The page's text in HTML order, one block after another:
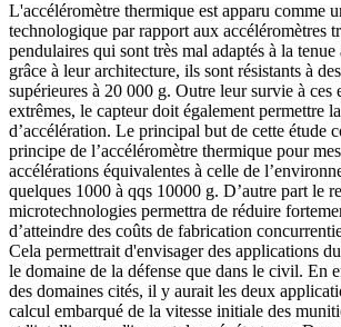
L'accéléromètre thermique est apparu comme
technologique par rapport aux accéléromètres
pendulaires qui sont très mal adaptés à la
grâce à leur architecture, ils sont résistants à
supérieures à 20 000 g. Outre leur survie à ces
extrêmes, le capteur doit également permettre
d’accélération. Le principal but de cette étude
principe de l’accéléromètre thermique pour
accélérations équivalentes à celle de
quelques 1000 à qqs 10000 g. D’autre part le
microtechnologies permettra de réduire
d’atteindre des coûts de fabrication
Cela permettrait d'envisager des applications
le domaine de la défense que dans le civil. En
des domaines cités, il y aurait les deux
calcul embarqué de la vitesse initiale des